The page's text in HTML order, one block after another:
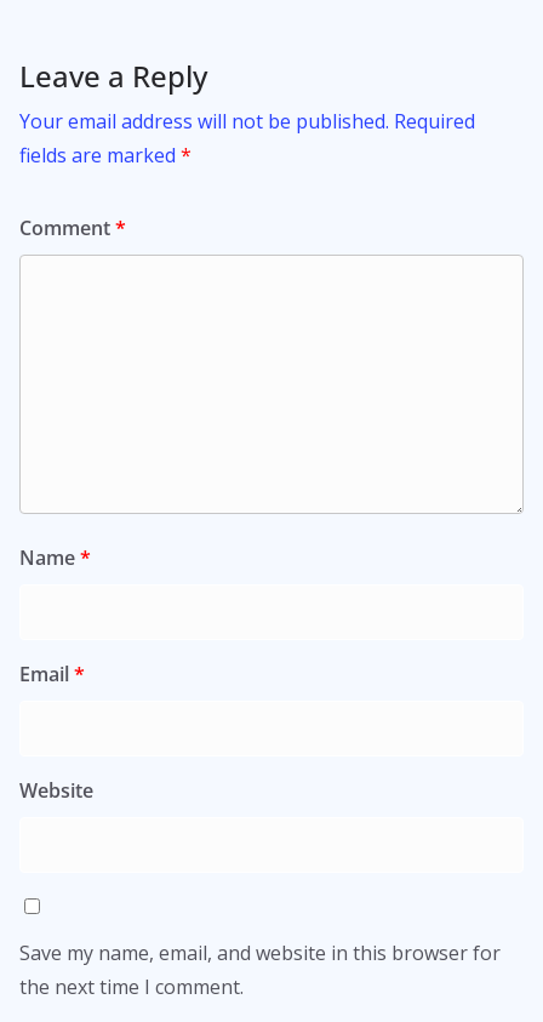
Leave a Reply
Your email address will not be published. Required
fields are marked *
Comment*
Name*
Email*
Website
Save my name, email, and website in this browser for
the next time I comment.